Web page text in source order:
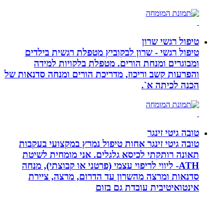
טיפול רגשי שרון
טיפול רגשי - שרון לבקוביץ מטפלת רגשית בילדים
ומבוגרים ומנחת הורים. מטפלת בלקויות למידה
והפרעות קשב וריכוז, מדריכת הורים ומנחה סדנאות של
הכנה לכיתה א`.
טובה גיטי זינגר
טובה גיטי זינגר אחות טיפול נמרץ במקצועי בעקבות
תאונה רותקתי לכיסא גלגלים. אני מומחית לשיטת
ATH- ליווי לריפוי עצמי (פרטני או קבוצתי), מנחה
סדנאות ומרצה מהשרון עד הדרום, מרצה, ציירת
אינטואיטיבית עובדת גם בזום